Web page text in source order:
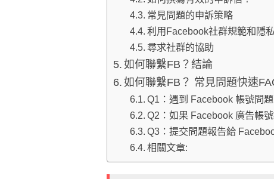
常見問題的申訴策略
利用Facebook社群規範和隱
尋求社群的協助
如何聯繫FB？結論
如何聯繫FB？ 常見問題快速
Q1：遇到 Facebook 帳號問
Q2：如果 Facebook 廣告帳
Q3：提交問題報告給
相關文章: